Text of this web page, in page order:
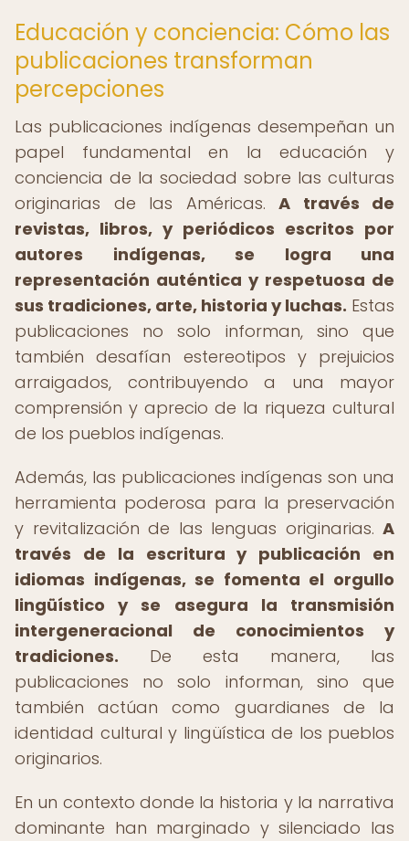
Educación y conciencia: Cómo las
publicaciones transforman
percepciones
Las publicaciones indígenas desempeñan un
papel fundamental en la educación y
conciencia de la sociedad sobre las culturas
originarias de las Américas. A través de
revistas, libros, y periódicos escritos por
autores indígenas, se logra una
representación auténtica y respetuosa de
sus tradiciones, arte, historia y luchas. Estas
publicaciones no solo informan, sino que
también desafían estereotipos y prejuicios
arraigados, contribuyendo a una mayor
comprensión y aprecio de la riqueza cultural
de los pueblos indígenas.
Además, las publicaciones indígenas son una
herramienta poderosa para la preservación
y revitalización de las lenguas originarias. A
través de la escritura y publicación en
idiomas indígenas, se fomenta el orgullo
lingüístico y se asegura la transmisión
intergeneracional de conocimientos y
tradiciones. De esta manera, las
publicaciones no solo informan, sino que
también actúan como guardianes de la
identidad cultural y lingüística de los pueblos
originarios.
En un contexto donde la historia y la narrativa
dominante han marginado y silenciado las